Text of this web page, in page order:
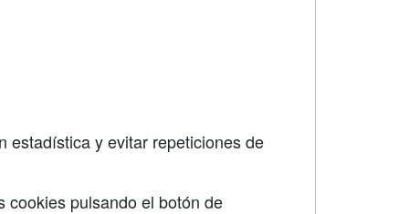
estadística y evitar repeticiones de
cookies pulsando el botón de